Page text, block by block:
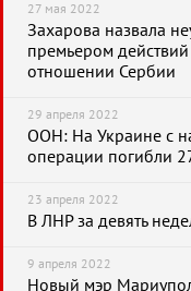
27 мая 2022
Захарова назвала
премьером
отношении Сербии
29 апреля 2022
ООН: На Украине с
операции погибли
23 апреля 2022
В ЛНР за девять
9 апреля 2022
Новый мэр